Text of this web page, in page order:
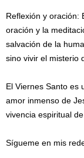
Reflexión y oración:
oración y la
salvación de la
sino vivir el misterio
El Viernes Santo es
amor inmenso de
vivencia espiritual
Sígueme en mis